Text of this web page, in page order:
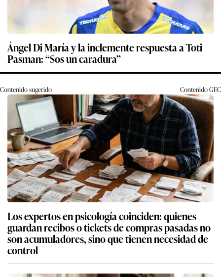
Ángel Di María y la inclemente respuesta a Toti
Pasman: “Sos un caradura”
Contenido sugerido ContenidoGEC
Los expertos en psicología coinciden: quienes
guardan recibos o tickets de compras pasadas no
son acumuladores, sino que tienen necesidad de
control